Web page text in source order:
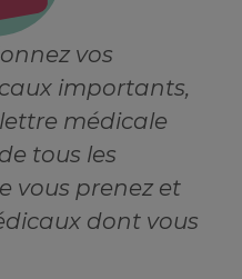
vos
importants,
médicale
tous les
vous prenez et
dont vous